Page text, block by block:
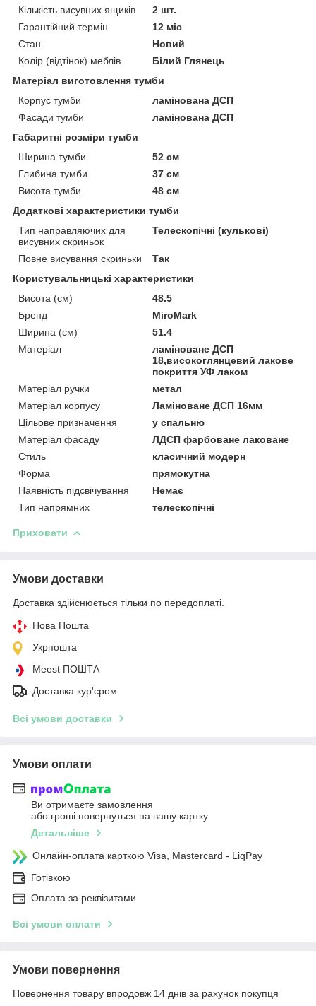
Кількість висувних ящиків
2 шт.
Гарантійний термін
12 міс
Стан
Новий
Колір (відтінок) меблів
Білий Глянець
Матеріал виготовлення тумби
Корпус тумби
ламінована ДСП
Фасади тумби
ламінована ДСП
Габаритні розміри тумби
Ширина тумби
52 см
Глибина тумби
37 см
Висота тумби
48 см
Додаткові характеристики тумби
Тип направляючих для
висувних скриньок
Телескопічні (кулькові)
Повне висування скриньки
Так
Користувальницькі характеристики
Висота (см)
48.5
Бренд
MiroMark
Ширина (см)
51.4
Матеріал
ламіноване ДСП
18,високоглянцевий лакове
покриття УФ лаком
Матеріал ручки
метал
Матеріал корпусу
Ламіноване ДСП 16мм
Цільове призначення
у спальню
Матеріал фасаду
ЛДСП фарбоване лаковане
Стиль
класичний модерн
Форма
прямокутна
Наявність підсвічування
Немає
Тип напрямних
телескопічні
Приховати
Умови доставки
Доставка здійснюється тільки по передоплаті.
Нова Пошта
Укрпошта
Meest ПОШТА
Доставка кур'єром
Всі умови доставки
Умови оплати
Ви отримаєте замовлення
або гроші повернуться на вашу картку
Детальніше
Онлайн-оплата карткою Visa, Mastercard - LiqPay
Готівкою
Оплата за реквізитами
Всі умови оплати
Умови повернення
Повернення товару впродовж 14 днів за рахунок покупця